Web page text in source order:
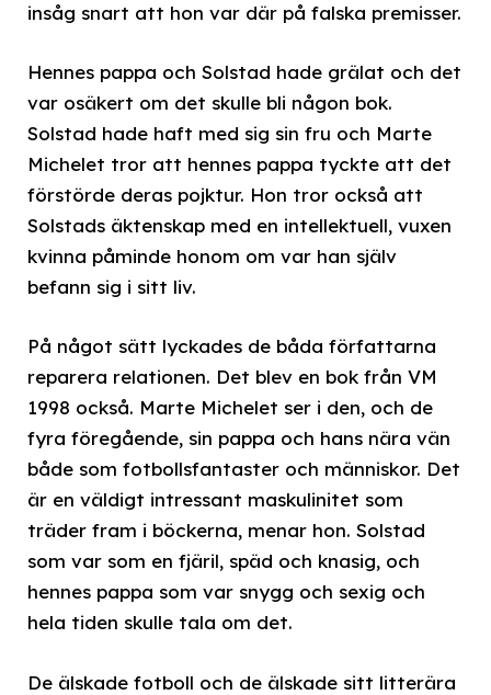
insåg snart att hon var där på falska premisser.
Hennes pappa och Solstad hade grälat och det
var osäkert om det skulle bli någon bok.
Solstad hade haft med sig sin fru och Marte
Michelet tror att hennes pappa tyckte att det
förstörde deras pojktur. Hon tror också att
Solstads äktenskap med en intellektuell, vuxen
kvinna påminde honom om var han själv
befann sig i sitt liv.
På något sätt lyckades de båda författarna
reparera relationen. Det blev en bok från VM
1998 också. Marte Michelet ser i den, och de
fyra föregående, sin pappa och hans nära vän
både som fotbollsfantaster och människor. Det
är en väldigt intressant maskulinitet som
träder fram i böckerna, menar hon. Solstad
som var som en fjäril, späd och knasig, och
hennes pappa som var snygg och sexig och
hela tiden skulle tala om det.
De älskade fotboll och de älskade sitt litterära